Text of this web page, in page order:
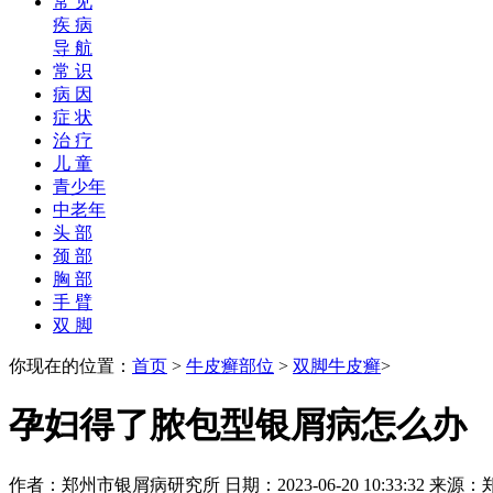
疾 病
导 航
常 识
病 因
症 状
治 疗
儿 童
青少年
中老年
头 部
颈 部
胸 部
手 臂
双 脚
你现在的位置： 首页 > 牛皮癣部位 > 双脚牛皮癣>
孕妇得了脓包型银屑病怎么办
作者：郑州市银屑病研究所 日期：2023-06-20 10:33:32 来源：